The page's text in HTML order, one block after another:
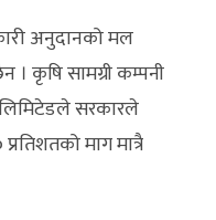
अनुदानको मल
कृषि सामग्री कम्पनी
लिमिटेडले सरकारले
माग मात्रै